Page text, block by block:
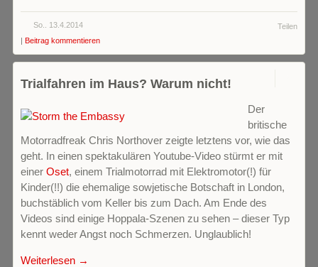
Teilen
So.. 13.4.2014
| Beitrag kommentieren
Trialfahren im Haus? Warum nicht!
Der
britische
Motorradfreak Chris Northover zeigte letztens vor, wie das
geht. In einen spektakulären Youtube-Video stürmt er mit
einer Oset, einem Trialmotorrad mit Elektromotor(!) für
Kinder(!!) die ehemalige sowjetische Botschaft in London,
buchstäblich vom Keller bis zum Dach. Am Ende des
Videos sind einige Hoppala-Szenen zu sehen – dieser Typ
kennt weder Angst noch Schmerzen. Unglaublich!
Weiterlesen →